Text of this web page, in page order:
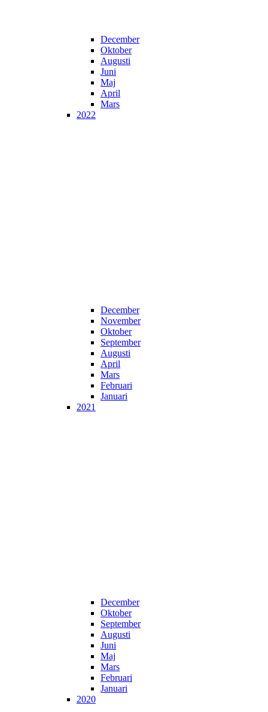
December
Oktober
Augusti
Juni
Maj
April
Mars
2022
December
November
Oktober
September
Augusti
April
Mars
Februari
Januari
2021
December
Oktober
September
Augusti
Juni
Maj
Mars
Februari
Januari
2020